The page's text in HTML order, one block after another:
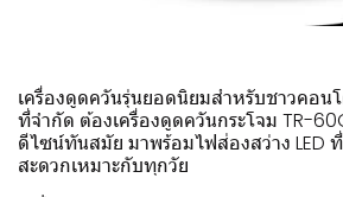
เครื่องดูดควันรุ่นยอดนิยมสำหรับชาวคอน
ที่จำกัด ต้องเครื่องดูดควันกระโจม TR-
ดีไซน์ทันสมัย มาพร้อมไฟส่องสว่าง LED
สะดวกเหมาะกับทุกวัย